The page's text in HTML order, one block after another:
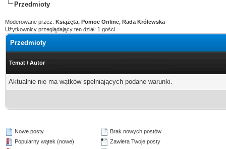
Przedmioty
Moderowane przez: Książęta, Pomoc Online, Rada Królewska
Użytkownicy przeglądający ten dział: 1 gości
Przedmioty
Temat / Autor
Aktualnie nie ma wątków spełniających podane warunki.
Nowe posty
Popularny wątek (nowe)
Brak nowych postów
Zawiera Twoje posty